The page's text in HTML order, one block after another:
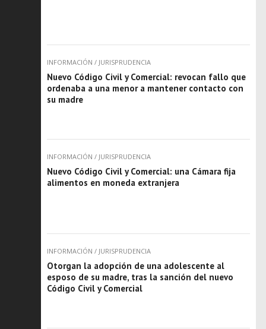
INFORMACIÓN / JURISPRUDENCIA
Nuevo Código Civil y Comercial: revocan fallo que
ordenaba a una menor a mantener contacto con
su madre
INFORMACIÓN / JURISPRUDENCIA
Nuevo Código Civil y Comercial: una Cámara fija
alimentos en moneda extranjera
INFORMACIÓN / JURISPRUDENCIA
Otorgan la adopción de una adolescente al
esposo de su madre, tras la sanción del nuevo
Código Civil y Comercial